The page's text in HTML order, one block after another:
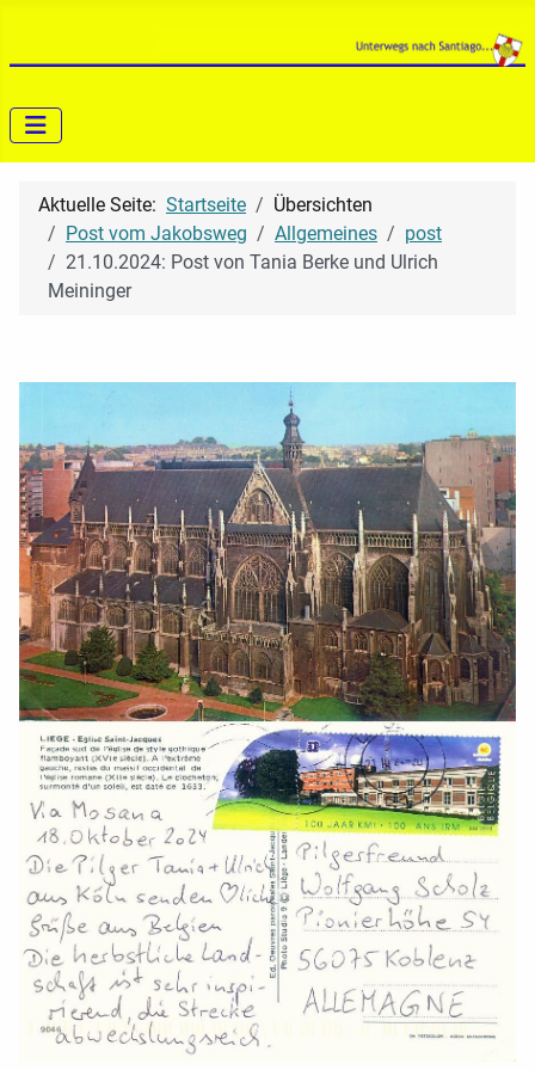
Aktuelle Seite: Startseite
Übersichten
Post vom Jakobsweg
Allgemeines
post
21.10.2024: Post von Tania Berke und Ulrich
Meininger